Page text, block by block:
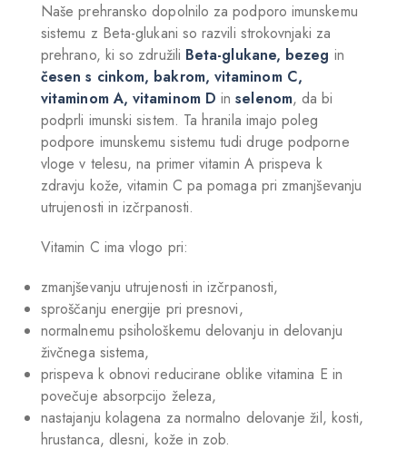
Naše prehransko dopolnilo za podporo imunskemu
sistemu z Beta-glukani so razvili strokovnjaki za
prehrano, ki so združili Beta-glukane, bezeg in
česen s cinkom, bakrom, vitaminom C,
vitaminom A, vitaminom Din selenom, da bi
podprli imunski sistem. Ta hranila imajo poleg
podpore imunskemu sistemu tudi druge podporne
vloge v telesu, na primer vitamin A prispeva k
zdravju kože, vitamin C pa pomaga pri zmanjševanju
utrujenosti in izčrpanosti.
Vitamin C ima vlogo pri:
zmanjševanju utrujenosti in izčrpanosti,
sproščanju energije pri presnovi,
normalnemu psihološkemu delovanju in delovanju
živčnega sistema,
prispeva k obnovi reducirane oblike vitamina E in
povečuje absorpcijo železa,
nastajanju kolagena za normalno delovanje žil, kosti,
hrustanca, dlesni, kože in zob.